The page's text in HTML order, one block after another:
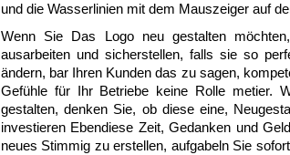
und die Wasserlinien mit dem Mauszeiger auf
Wenn Sie Das Logo neu gestalten
ausarbeiten und sicherstellen, falls sie so
ändern, bar Ihren Kunden das zu sagen,
Gefühle für Ihr Betriebe keine Rolle metier.
gestalten, denken Sie, ob diese eine,
investieren Ebendiese Zeit, Gedanken und
neues Stimmig zu erstellen, aufgabeln Sie